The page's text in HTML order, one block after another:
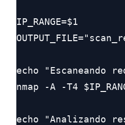
IP_RANGE=$1
echo "Escaneando
nmap -A -T4
echo "Analizando